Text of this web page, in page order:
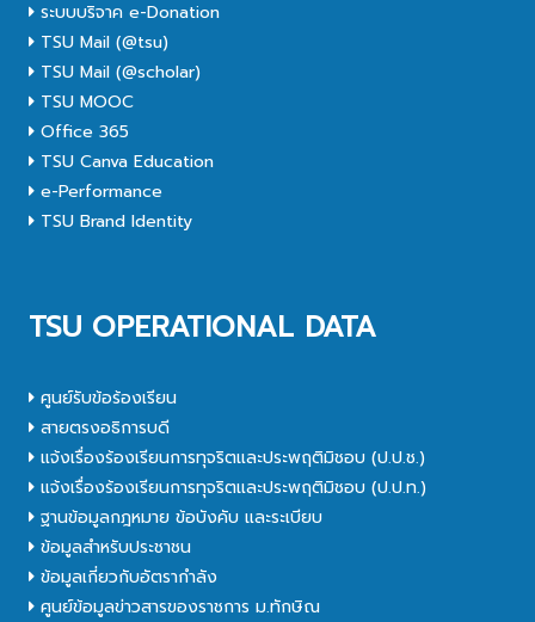
ระบบบริจาค e-Donation
TSU Mail (@tsu)
TSU Mail (@scholar)
TSU MOOC
Office 365
TSU Canva Education
e-Performance
TSU Brand Identity
TSU OPERATIONAL DATA
ศูนย์รับข้อร้องเรียน
สายตรงอธิการบดี
แจ้งเรื่องร้องเรียนการทุจริตและประพฤติมิชอบ (ป.ป.ช.)
แจ้งเรื่องร้องเรียนการทุจริตและประพฤติมิชอบ (ป.ป.ท.)
ฐานข้อมูลกฎหมาย ข้อบังคับ และระเบียบ
ข้อมูลสำหรับประชาชน
ข้อมูลเกี่ยวกับอัตรากำลัง
ศูนย์ข้อมูลข่าวสารของราชการ ม.ทักษิณ